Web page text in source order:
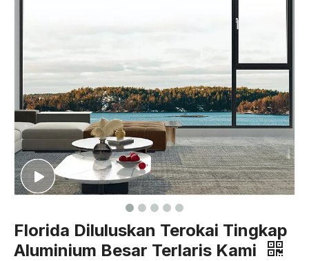
Florida Diluluskan Terokai Tingkap
Aluminium Besar Terlaris Kami